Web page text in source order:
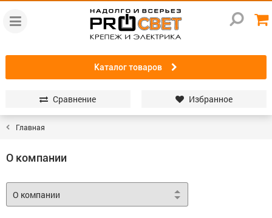
Каталог товаров
Сравнение Избранное
Главная
О компании